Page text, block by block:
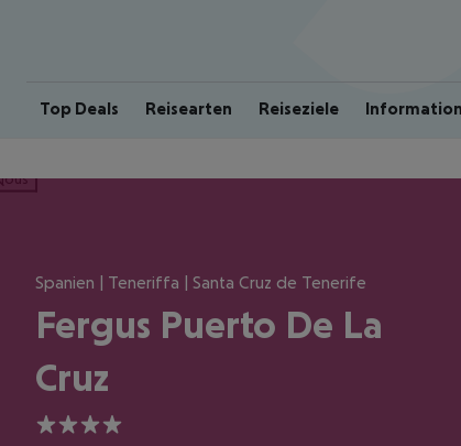
Top Deals Reisearten Reiseziele
Spanien | Teneriffa | Santa Cruz de Tenerife
Fergus Puerto De La
Cruz
4